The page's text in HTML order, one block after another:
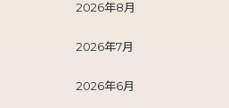
2026年8月
2026年7月
2026年6月